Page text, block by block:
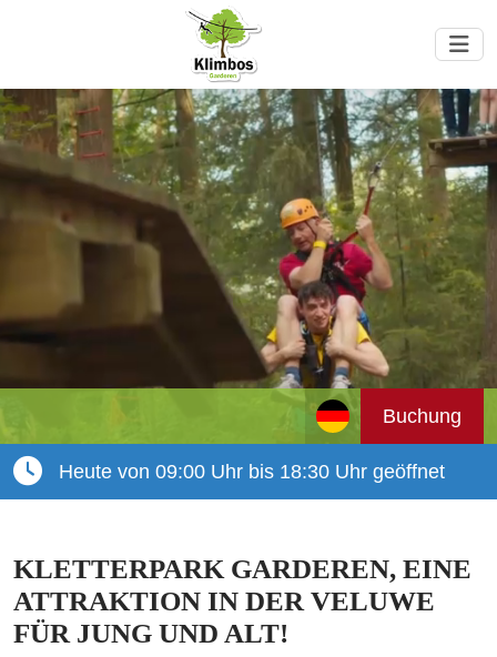
Buchung
Heute von 09:00 Uhr bis 18:30 Uhr geöffnet
KLETTERPARK GARDEREN, EINE
ATTRAKTION IN DER VELUWE
FÜR JUNG UND ALT!